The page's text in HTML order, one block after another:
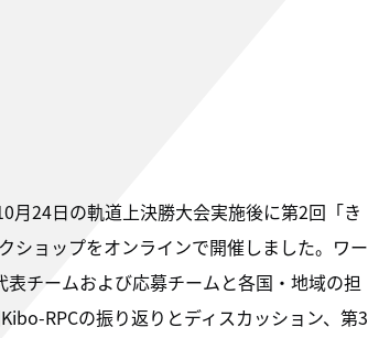
月24日の軌道上決勝大会実施後に第2回「き
ショップをオンラインで開催しました。ワー
チームおよび応募チームと各国・地域の担
RPCの振り返りとディスカッション、第3